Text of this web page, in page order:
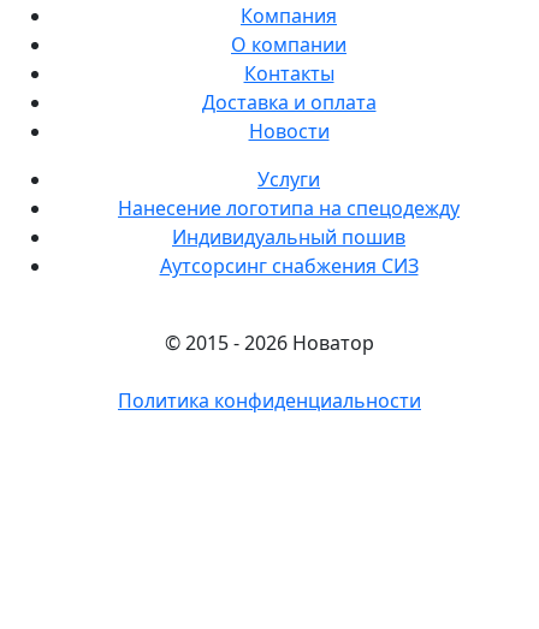
Компания
О компании
Контакты
Доставка и оплата
Новости
Услуги
Нанесение логотипа на спецодежду
Индивидуальный пошив
Аутсорсинг снабжения СИЗ
© 2015 - 2026 Новатор
Политика конфиденциальности